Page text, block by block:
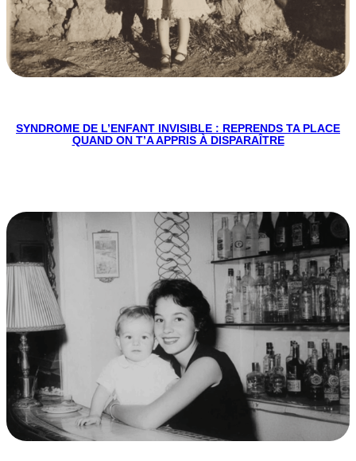
SYNDROME DE L’ENFANT INVISIBLE : REPRENDS TA PLACE
QUAND ON T’A APPRIS À DISPARAÎTRE